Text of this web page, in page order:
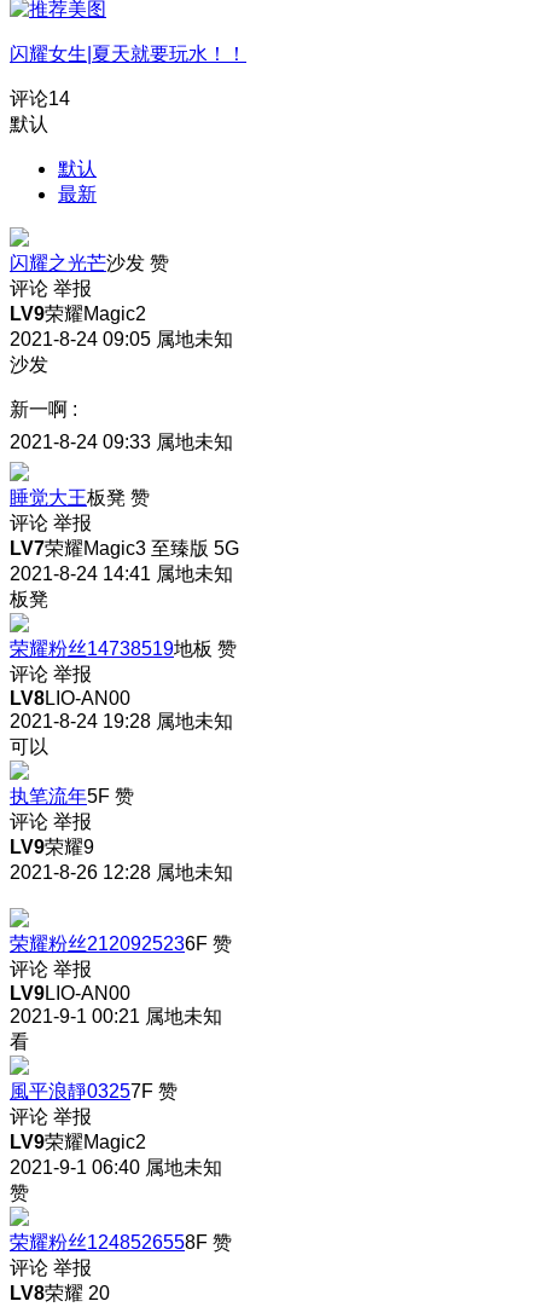
闪耀女生|夏天就要玩水！！
评论14
默认
默认
最新
闪耀之光芒沙发 赞
评论 举报
LV9荣耀Magic2
2021-8-24 09:05 属地未知
沙发
新一啊 :
2021-8-24 09:33 属地未知
睡觉大王板凳 赞
评论 举报
LV7荣耀Magic3 至臻版 5G
2021-8-24 14:41 属地未知
板凳
荣耀粉丝14738519地板 赞
评论 举报
LV8LIO-AN00
2021-8-24 19:28 属地未知
可以
执笔流年5F 赞
评论 举报
LV9荣耀9
2021-8-26 12:28 属地未知
荣耀粉丝2120925236F 赞
评论 举报
LV9LIO-AN00
2021-9-1 00:21 属地未知
看
風平浪靜03257F 赞
评论 举报
LV9荣耀Magic2
2021-9-1 06:40 属地未知
赞
荣耀粉丝1248526558F 赞
评论 举报
LV8荣耀 20